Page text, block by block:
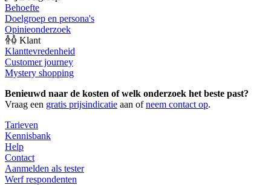
Behoefte
Doelgroep en persona's
Opinieonderzoek
Klant
Klanttevredenheid
Customer journey
Mystery shopping
Benieuwd naar de kosten of welk onderzoek het beste past?
Vraag een gratis prijsindicatie aan ofneem contact op.
Tarieven
Kennisbank
Help
Contact
Aanmelden als tester
Werf respondenten